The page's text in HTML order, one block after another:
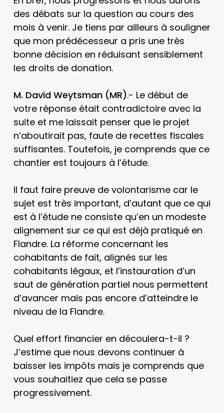
des débats sur la question au cours des
mois à venir. Je tiens par ailleurs à souligner
que mon prédécesseur a pris une très
bonne décision en réduisant sensiblement
les droits de donation.
M. David Weytsman (MR).- Le début de
votre réponse était contradictoire avec la
suite et me laissait penser que le projet
n’aboutirait pas, faute de recettes fiscales
suffisantes. Toutefois, je comprends que ce
chantier est toujours à l’étude.
Il faut faire preuve de volontarisme car le
sujet est très important, d’autant que ce qui
est à l’étude ne consiste qu’en un modeste
alignement sur ce qui est déjà pratiqué en
Flandre. La réforme concernant les
cohabitants de fait, alignés sur les
cohabitants légaux, et l’instauration d’un
saut de génération partiel nous permettent
d’avancer mais pas encore d’atteindre le
niveau de la Flandre.
Quel effort financier en découlera-t-il ?
J’estime que nous devons continuer à
baisser les impôts mais je comprends que
vous souhaitiez que cela se passe
progressivement.